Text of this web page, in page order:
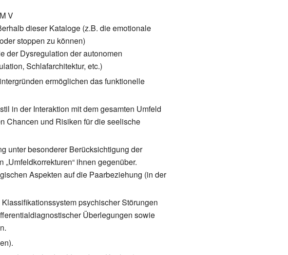
V
dieser Kataloge (z.B. die emotionale
stoppen zu können)
der Dysregulation der autonomen
Schlafarchitektur, etc.)
ermöglichen das funktionelle
in der Interaktion mit dem gesamten Umfeld
Chancen und Risiken für die seelische
unter besonderer Berücksichtigung der
ihnen gegenüber.
Aspekten auf die Paarbeziehung (in der
psychischer Störungen
Überlegungen sowie